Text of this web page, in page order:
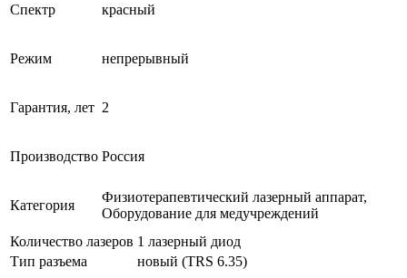
Спектр красный
Режим непрерывный
Гарантия, лет 2
Производство Россия
Категория
Физиотерапевтический лазерный аппарат,
Оборудование для медучреждений
Количество лазеров 1 лазерный диод
Тип разъема
новый (TRS 6.35)